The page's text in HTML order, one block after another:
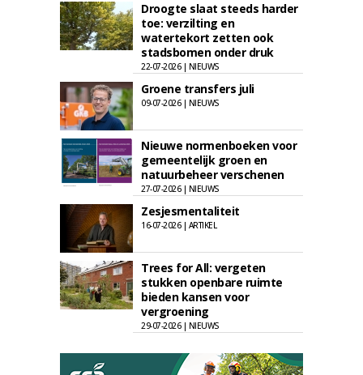
Droogte slaat steeds harder
toe: verzilting en
watertekort zetten ook
stadsbomen onder druk
22-07-2026 | NIEUWS
Groene transfers juli
09-07-2026 | NIEUWS
Nieuwe normenboeken voor
gemeentelijk groen en
natuurbeheer verschenen
27-07-2026 | NIEUWS
Zesjesmentaliteit
16-07-2026 | ARTIKEL
Trees for All: vergeten
stukken openbare ruimte
bieden kansen voor
vergroening
29-07-2026 | NIEUWS